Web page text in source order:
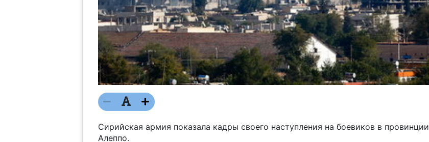
Сирийская армия показала кадры своего наступления на боевиков в провинции
Алеппо.